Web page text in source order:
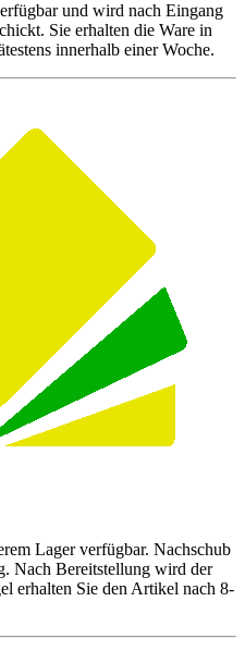
und wird nach Eingang
Sie erhalten die Ware in
innerhalb einer Woche.
Lager verfügbar. Nachschub
Nach Bereitstellung wird der
erhalten Sie den Artikel nach 8-